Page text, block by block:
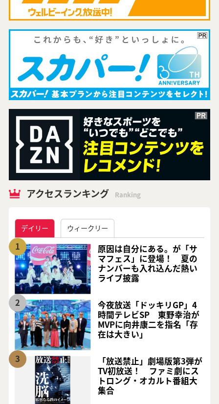
アクセスランキング Ranking
デイリー ウィークリー
1
原因は自分にある。が「サ
マフェス」に登場！ 夏の
ナンバーも入れ込んだ熱い
ライブ披露
2
今夜放送「ドッキリGP」4
時間テレビSP 東野幸治が
MVPに向井康二を指名「存
在は大きい」
3
「放送禁止」劇場版第3弾が
TV初放送！ ファミ劇にス
トロング・オカルト番組大
集合